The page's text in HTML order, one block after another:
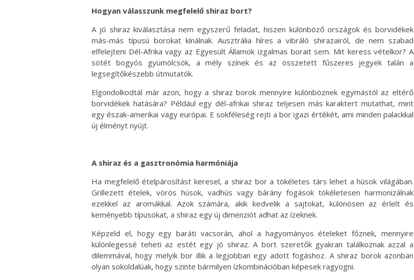
Hogyan válasszunk megfelelő shiraz bort?
A jó shiraz kiválasztása nem egyszerű feladat, hiszen különböző országok és borvidékek
más-más típusú borokat kínálnak. Ausztrália híres a vibráló shirazairól, de nem szabad
elfelejteni Dél-Afrika vagy az Egyesült Államok izgalmas borait sem. Mit keress vételkor? A
sötét bogyós gyümölcsök, a mély színek és az összetett fűszeres jegyek talán a
legsegítőkészebb útmutatók.
Elgondolkodtál már azon, hogy a shiraz borok mennyire különböznek egymástól az eltérő
borvidékek hatására? Például egy dél-afrikai shiraz teljesen más karaktert mutathat, mint
egy észak-amerikai vagy európai. E sokféleség rejti a bor igazi értékét, ami minden palackkal
új élményt nyújt.
A shiraz és a gasztronómia harmóniája
Ha megfelelő ételpárosítást keresel, a shiraz bor a tökéletes társ lehet a húsok világában.
Grillezett ételek, vörös húsok, vadhús vagy bárány fogások tökéletesen harmonizálnak
ezekkel az aromákkal. Azok számára, akik kedvelik a sajtokat, különösen az érlelt és
keményebb típusokat, a shiraz egy új dimenziót adhat az ízeknek.
Képzeld el, hogy egy baráti vacsorán, ahol a hagyományos ételeket főznek, mennyire
különlegessé teheti az estét egy jó shiraz. A bort szeretők gyakran találkoznak azzal a
dilemmával, hogy melyik bor illik a legjobban egy adott fogáshoz. A shiraz borok azonban
olyan sokoldalúak, hogy szinte bármilyen ízkombinációban képesek ragyogni.